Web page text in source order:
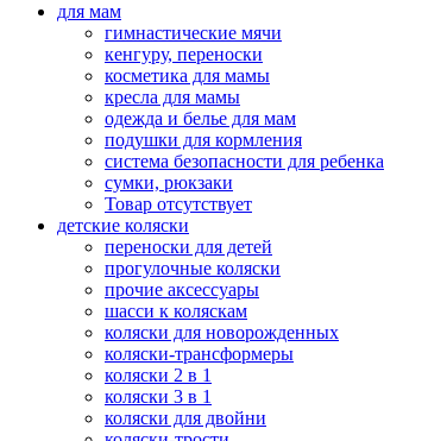
для мам
гимнастические мячи
кенгуру, переноски
косметика для мамы
кресла для мамы
одежда и белье для мам
подушки для кормления
система безопасности для ребенка
сумки, рюкзаки
Товар отсутствует
детские коляски
переноски для детей
прогулочные коляски
прочие аксессуары
шасси к коляскам
коляски для новорожденных
коляски-трансформеры
коляски 2 в 1
коляски 3 в 1
коляски для двойни